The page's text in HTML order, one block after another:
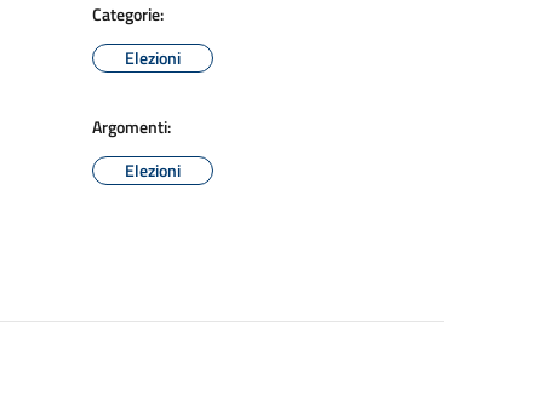
Categorie:
Elezioni
Argomenti:
Elezioni